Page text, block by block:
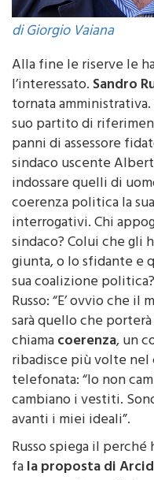
di Giorgio Vaiana
Alla fine le riserve le
l’interessato.Sandro
tornata
suo partito di
panni di assessore
sindaco uscente
indossare quelli di
coerenza politica la
interrogativi. Chi
sindaco? Colui che gli
giunta, o lo sfidante e
sua coalizione
Russo: “E’ ovvio che
sarà quello che
chiamacoerenza, un
ribadisce più volte nel
telefonata: “Io non
cambiano i vestiti.
avanti i miei ideali”.
Russo spiega il
fala proposta di